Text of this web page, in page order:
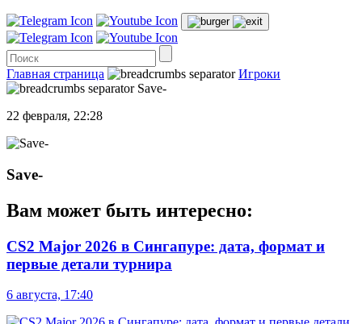
Главная страница
Игроки
Save-
22 февраля, 22:28
Save-
Вам может быть интересно:
CS2 Major 2026 в Сингапуре: дата, формат и
первые детали турнира
6 августа, 17:40